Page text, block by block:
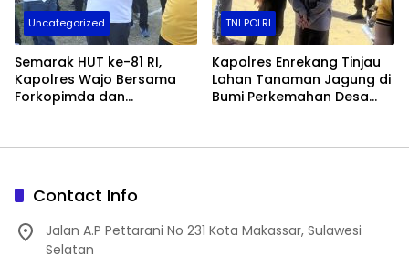
Uncategorized
Semarak HUT ke-81 RI,
Kapolres Wajo Bersama
Forkopimda dan
TNI POLRI
Kapolres Enrekang Tinjau
Lahan Tanaman Jagung di
Bumi Perkemahan Desa
Contact Info
Jalan A.P Pettarani No 231 Kota Makassar, Sulawesi
Selatan